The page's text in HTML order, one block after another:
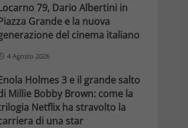
79, Dario Albertini in
Grande e la nuova
del cinema italiano
4 Agosto 2026
Holmes 3 e il grande salto
Millie Bobby Brown: come la
Netflix ha stravolto la
di una star